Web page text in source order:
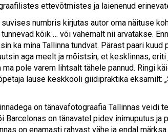
ettevõtmistes ja laienenud
numbris kirjutas autor oma näituse
tunnevad kõik … või vähemalt nii arvatakse.
ka mina Tallinna tundvat. Pärast paari kuud
aga meelt ja mõistsin, et kesklinnas, eriti
ma pole varem lihtsalt tähele pannud. Ringi
lause keskkooli giidipraktika eksamilt:
on tänavafotograafia Tallinnas veidi
Barcelonas on tänavatel pidev inimuputus ja
on enamasti rahvast vähe ja endal